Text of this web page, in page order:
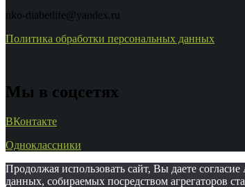
nko-diabetlife@yandex.ru
Политика обработки персональных данных
Мы в соцсетях
ВКонтакте
Одноклассники
Продолжая использовать сайт, Вы даете
данных, собираемых посредством агрегаторов